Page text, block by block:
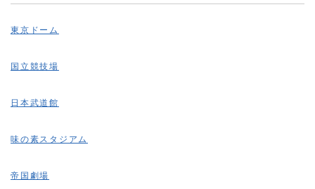
東京ドーム
国立競技場
日本武道館
味の素スタジアム
帝国劇場